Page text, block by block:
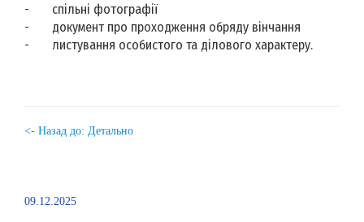
- спільні фотографії
- документ про проходження обряду вінчання
- листування особистого та ділового характеру.
<- Назад до: Детально
09.12.2025